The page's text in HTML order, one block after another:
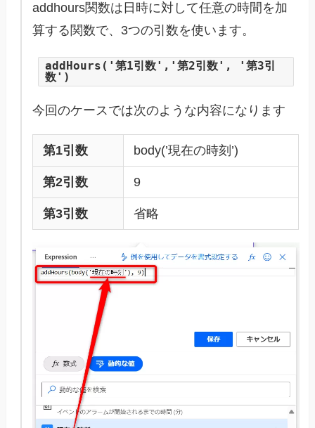
addhours関数は日時に対して任意の時間を加
算する関数で、3つの引数を使います。
addHours('第1引数','第2引数', '第3引
数')
今回のケースでは次のような内容になります
第1引数 body(’現在の時刻’)
第2引数 9
第3引数 省略